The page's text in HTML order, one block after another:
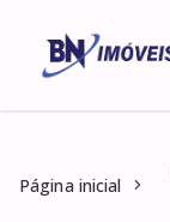
Página inicial